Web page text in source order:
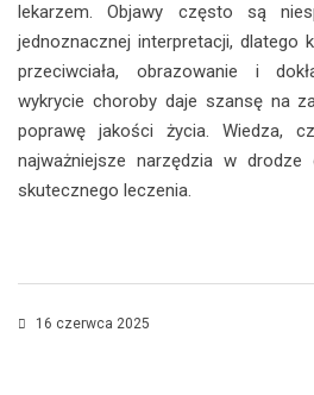
lekarzem. Objawy często są
jednoznacznej interpretacji, dlatego
przeciwciała, obrazowanie i
wykrycie choroby daje szansę na
poprawę jakości życia. Wiedza,
najważniejsze narzędzia w drodze
skutecznego leczenia.
16 czerwca 2025